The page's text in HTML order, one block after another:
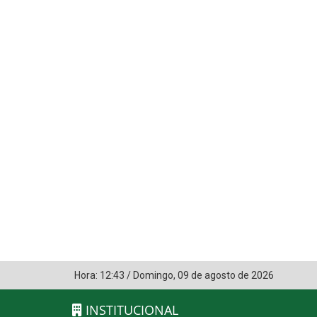
Hora: 12:43 / Domingo, 09 de agosto de 2026
INSTITUCIONAL